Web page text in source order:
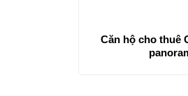
Căn hộ cho thuê